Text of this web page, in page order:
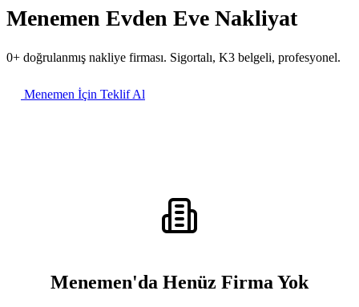
Menemen Evden Eve Nakliyat
0+ doğrulanmış nakliye firması. Sigortalı, K3 belgeli, profesyonel.
Menemen İçin Teklif Al
Menemen'da Henüz Firma Yok